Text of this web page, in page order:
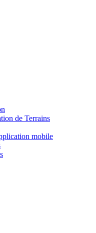
de Terrains
mobile